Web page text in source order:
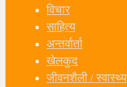
विचार
साहित्य
अन्तर्वार्ता
खेलकुद
जीवनशैली / स्वास्थ्य